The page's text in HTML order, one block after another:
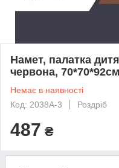
Намет, палатка
червона,
Немає в наявності
Код: 2038A-3
Роздріб
487 ₴